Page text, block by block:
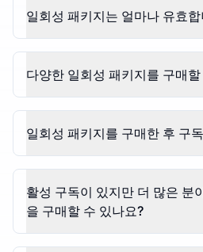
일회성 패키지는 얼마나 유효
다양한 일회성 패키지를 구매
일회성 패키지를 구매한 후 구
활성 구독이 있지만 더 많은 분
을 구매할 수 있나요?